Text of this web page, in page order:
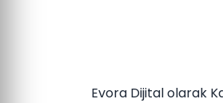
Evora Dijital olarak